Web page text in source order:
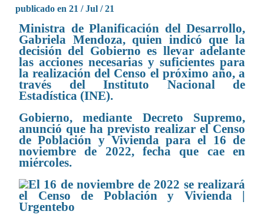
publicado en 21 / Jul / 21
Ministra de Planificación del Desarrollo,
Gabriela Mendoza, quien indicó que la
decisión del Gobierno es llevar adelante
las acciones necesarias y suficientes para
la realización del Censo el próximo año, a
través del Instituto Nacional de
Estadística (INE).
Gobierno, mediante Decreto Supremo,
anunció que ha previsto realizar el Censo
de Población y Vivienda para el 16 de
noviembre de 2022, fecha que cae en
miércoles.